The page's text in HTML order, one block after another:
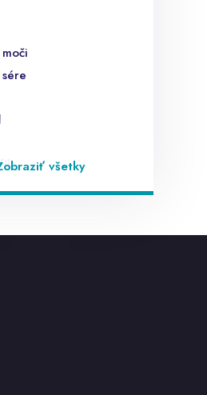
protilátky EMA
všetky